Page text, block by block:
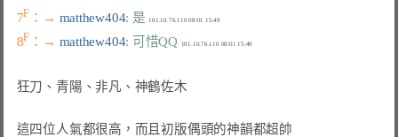
7F ：→ matthew404: 是
  101.10.76.110 08/01 15:49
8F ：→ matthew404: 可惜QQ
狂刀、青陽、非凡、神鶴佐木
這四位人氣都很高，而且初版偶頭的神韻都超帥